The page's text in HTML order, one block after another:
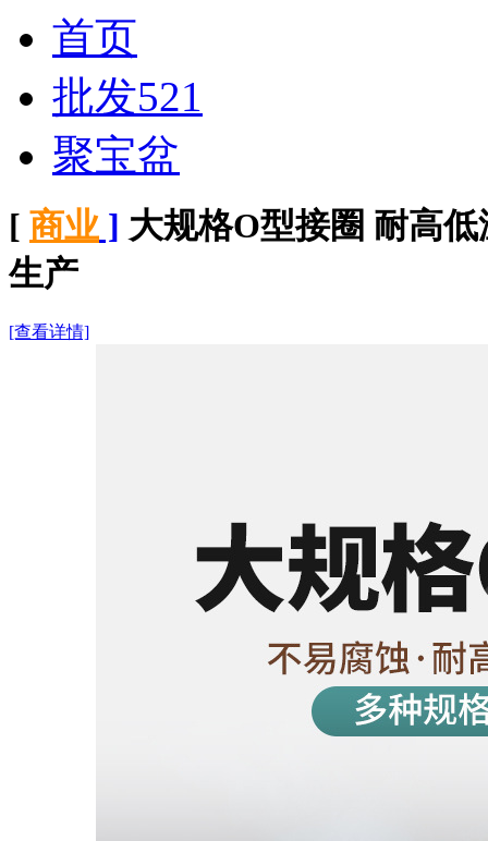
首页
批发521
聚宝盆
[ 商业 ] 大规格O型接圈 耐高低
生产
[查看详情]